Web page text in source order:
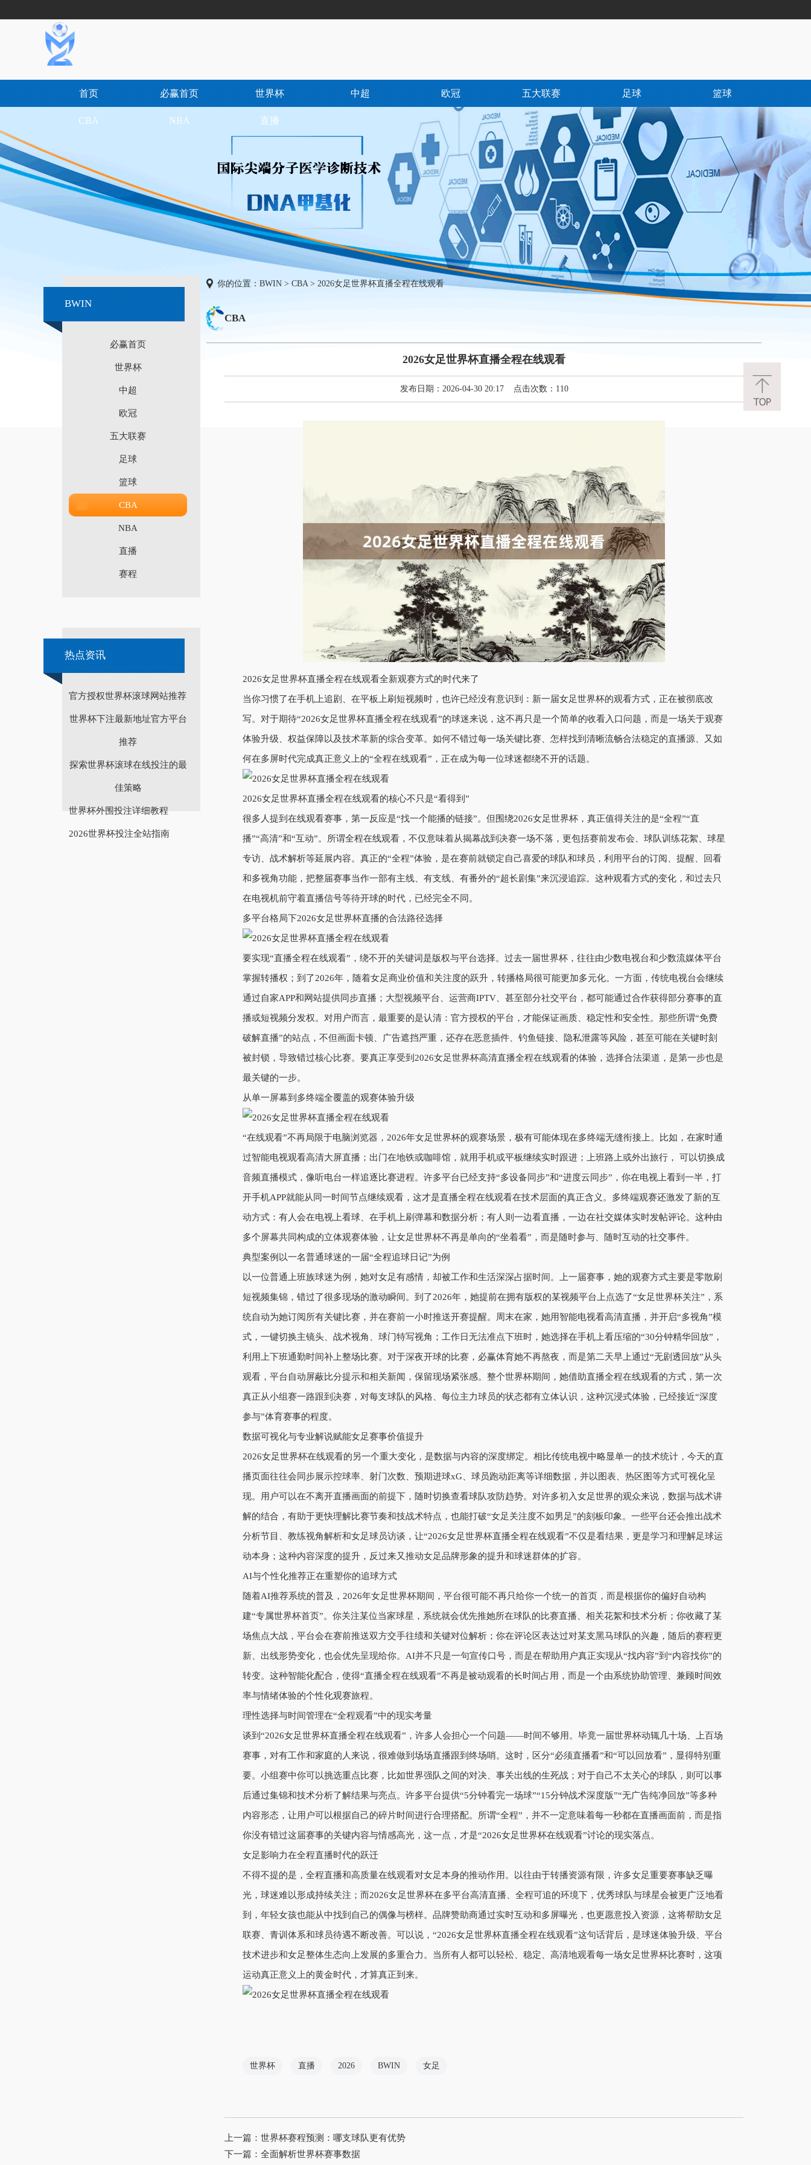
首页 必赢首页 世界杯 中超 欧冠 五大联赛 足球 篮球
CBA NBA 直播
BWIN
必赢首页
世界杯
中超
欧冠
五大联赛
足球
篮球
CBA
NBA
直播
赛程
热点资讯
官方授权世界杯滚球网站推荐
世界杯下注最新地址官方平台
推荐
探索世界杯滚球在线投注的最
佳策略
世界杯外围投注详细教程
2026世界杯投注全站指南
你的位置： BWIN > CBA> 2026女足世界杯直播全程在线观看
CBA
2026女足世界杯直播全程在线观看
发布日期：2026-04-30 20:17 点击次数：110
2026女足世界杯直播全程在线观看全新观赛方式的时代来了
当你习惯了在手机上追剧、在平板上刷短视频时，也许已经没有意识到：新一届女足世界杯的观看方式，正在被彻底改
写。对于期待“2026女足世界杯直播全程在线观看”的球迷来说，这不再只是一个简单的收看入口问题，而是一场关于观赛
体验升级、权益保障以及技术革新的综合变革。如何不错过每一场关键比赛、怎样找到清晰流畅合法稳定的直播源、又如
何在多屏时代完成真正意义上的“全程在线观看”，正在成为每一位球迷都绕不开的话题。
2026女足世界杯直播全程在线观看的核心不只是“看得到”
很多人提到在线观看赛事，第一反应是“找一个能播的链接”。但围绕2026女足世界杯，真正值得关注的是“全程”“直
播”“高清”和“互动”。所谓全程在线观看，不仅意味着从揭幕战到决赛一场不落，更包括赛前发布会、球队训练花絮、球星
专访、战术解析等延展内容。真正的“全程”体验，是在赛前就锁定自己喜爱的球队和球员，利用平台的订阅、提醒、回看
和多视角功能，把整届赛事当作一部有主线、有支线、有番外的“超长剧集”来沉浸追踪。这种观看方式的变化，和过去只
在电视机前守着直播信号等待开球的时代，已经完全不同。
多平台格局下2026女足世界杯直播的合法路径选择
要实现“直播全程在线观看”，绕不开的关键词是版权与平台选择。过去一届世界杯，往往由少数电视台和少数流媒体平台
掌握转播权；到了2026年，随着女足商业价值和关注度的跃升，转播格局很可能更加多元化。一方面，传统电视台会继续
通过自家APP和网站提供同步直播；大型视频平台、运营商IPTV、甚至部分社交平台，都可能通过合作获得部分赛事的直
播或短视频分发权。对用户而言，最重要的是认清：官方授权的平台，才能保证画质、稳定性和安全性。那些所谓“免费
破解直播”的站点，不但画面卡顿、广告遮挡严重，还存在恶意插件、钓鱼链接、隐私泄露等风险，甚至可能在关键时刻
被封锁，导致错过核心比赛。要真正享受到2026女足世界杯高清直播全程在线观看的体验，选择合法渠道，是第一步也是
最关键的一步。
从单一屏幕到多终端全覆盖的观赛体验升级
“在线观看”不再局限于电脑浏览器，2026年女足世界杯的观赛场景，极有可能体现在多终端无缝衔接上。比如，在家时通
过智能电视观看高清大屏直播；出门在地铁或咖啡馆，就用手机或平板继续实时跟进；上班路上或外出旅行， 可以切换成
音频直播模式，像听电台一样追逐比赛进程。许多平台已经支持“多设备同步”和“进度云同步”，你在电视上看到一半，打
开手机APP就能从同一时间节点继续观看，这才是直播全程在线观看在技术层面的真正含义。多终端观赛还激发了新的互
动方式：有人会在电视上看球、在手机上刷弹幕和数据分析；有人则一边看直播，一边在社交媒体实时发帖评论。这种由
多个屏幕共同构成的立体观赛体验，让女足世界杯不再是单向的“坐着看”，而是随时参与、随时互动的社交事件。
典型案例以一名普通球迷的一届“全程追球日记”为例
以一位普通上班族球迷为例，她对女足有感情，却被工作和生活深深占据时间。上一届赛事，她的观赛方式主要是零散刷
短视频集锦，错过了很多现场的激动瞬间。到了2026年，她提前在拥有版权的某视频平台上点选了“女足世界杯关注”，系
统自动为她订阅所有关键比赛，并在赛前一小时推送开赛提醒。周末在家，她用智能电视看高清直播，并开启“多视角”模
式，一键切换主镜头、战术视角、球门特写视角；工作日无法准点下班时，她选择在手机上看压缩的“30分钟精华回放”，
利用上下班通勤时间补上整场比赛。对于深夜开球的比赛， 必赢体育她不再熬夜，而是第二天早上通过“无剧透回放”从头
观看，平台自动屏蔽比分提示和相关新闻，保留现场紧张感。整个世界杯期间，她借助直播全程在线观看的方式，第一次
真正从小组赛一路跟到决赛，对每支球队的风格、每位主力球员的状态都有立体认识，这种沉浸式体验，已经接近“深度
参与”体育赛事的程度。
数据可视化与专业解说赋能女足赛事价值提升
2026女足世界杯在线观看的另一个重大变化，是数据与内容的深度绑定。相比传统电视中略显单一的技术统计，今天的直
播页面往往会同步展示控球率、射门次数、预期进球xG、球员跑动距离等详细数据，并以图表、热区图等方式可视化呈
现。用户可以在不离开直播画面的前提下，随时切换查看球队攻防趋势。对许多初入女足世界的观众来说，数据与战术讲
解的结合，有助于更快理解比赛节奏和技战术特点，也能打破“女足关注度不如男足”的刻板印象。一些平台还会推出战术
分析节目、教练视角解析和女足球员访谈，让“2026女足世界杯直播全程在线观看”不仅是看结果，更是学习和理解足球运
动本身；这种内容深度的提升，反过来又推动女足品牌形象的提升和球迷群体的扩容。
AI与个性化推荐正在重塑你的追球方式
随着AI推荐系统的普及，2026年女足世界杯期间，平台很可能不再只给你一个统一的首页，而是根据你的偏好自动构
建“专属世界杯首页”。你关注某位当家球星，系统就会优先推她所在球队的比赛直播、相关花絮和技术分析；你收藏了某
场焦点大战，平台会在赛前推送双方交手往绩和关键对位解析；你在评论区表达过对某支黑马球队的兴趣，随后的赛程更
新、出线形势变化，也会优先呈现给你。AI并不只是一句宣传口号，而是在帮助用户真正实现从“找内容”到“内容找你”的
转变。这种智能化配合，使得“直播全程在线观看”不再是被动观看的长时间占用，而是一个由系统协助管理、兼顾时间效
率与情绪体验的个性化观赛旅程。
理性选择与时间管理在“全程观看”中的现实考量
谈到“2026女足世界杯直播全程在线观看”，许多人会担心一个问题——时间不够用。毕竟一届世界杯动辄几十场、上百场
赛事，对有工作和家庭的人来说，很难做到场场直播跟到终场哨。这时，区分“必须直播看”和“可以回放看”，显得特别重
要。小组赛中你可以挑选重点比赛，比如世界强队之间的对决、事关出线的生死战；对于自己不太关心的球队，则可以事
后通过集锦和技术分析了解结果与亮点。许多平台提供“5分钟看完一场球”“15分钟战术深度版”“无广告纯净回放”等多种
内容形态，让用户可以根据自己的碎片时间进行合理搭配。所谓“全程”，并不一定意味着每一秒都在直播画面前，而是指
你没有错过这届赛事的关键内容与情感高光，这一点，才是“2026女足世界杯在线观看”讨论的现实落点。
女足影响力在全程直播时代的跃迁
不得不提的是，全程直播和高质量在线观看对女足本身的推动作用。以往由于转播资源有限，许多女足重要赛事缺乏曝
光，球迷难以形成持续关注；而2026女足世界杯在多平台高清直播、全程可追的环境下，优秀球队与球星会被更广泛地看
到，年轻女孩也能从中找到自己的偶像与榜样。品牌赞助商通过实时互动和多屏曝光，也更愿意投入资源，这将帮助女足
联赛、青训体系和球员待遇不断改善。可以说，“2026女足世界杯直播全程在线观看”这句话背后，是球迷体验升级、平台
技术进步和女足整体生态向上发展的多重合力。当所有人都可以轻松、稳定、高清地观看每一场女足世界杯比赛时，这项
运动真正意义上的黄金时代，才算真正到来。
世界杯 直播 2026 BWIN 女足
上一篇： 世界杯赛程预测：哪支球队更有优势
下一篇： 全面解析世界杯赛事数据